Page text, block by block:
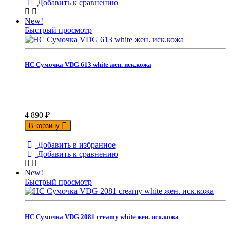
Добавить к сравнению
New!
Быстрый просмотр
НС Сумочка VDG 613 white жен. иск.кожа
4 890 ₽
В корзину
Добавить в избранное
Добавить к сравнению
New!
Быстрый просмотр
НС Сумочка VDG 2081 creamy white жен. иск.кожа